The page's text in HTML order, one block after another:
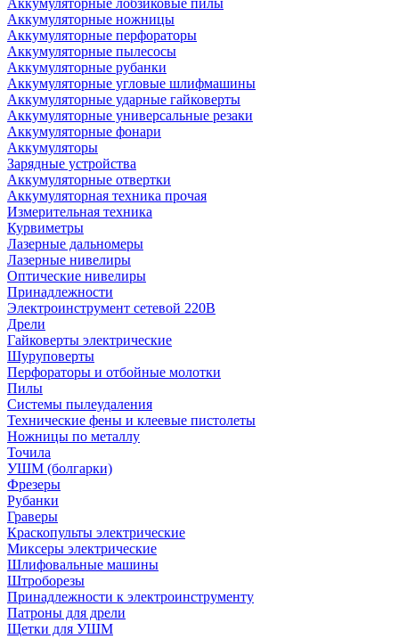
Аккумуляторные лобзиковые пилы
Аккумуляторные ножницы
Аккумуляторные перфораторы
Аккумуляторные пылесосы
Аккумуляторные рубанки
Аккумуляторные угловые шлифмашины
Аккумуляторные ударные гайковерты
Аккумуляторные универсальные резаки
Аккумуляторные фонари
Аккумуляторы
Зарядные устройства
Аккумуляторные отвертки
Аккумуляторная техника прочая
Измерительная техника
Курвиметры
Лазерные дальномеры
Лазерные нивелиры
Оптические нивелиры
Принадлежности
Электроинструмент сетевой 220В
Дрели
Гайковерты электрические
Шуруповерты
Перфораторы и отбойные молотки
Пилы
Системы пылеудаления
Технические фены и клеевые пистолеты
Ножницы по металлу
Точила
УШМ (болгарки)
Фрезеры
Рубанки
Граверы
Краскопульты электрические
Миксеры электрические
Шлифовальные машины
Штроборезы
Принадлежности к электроинструменту
Патроны для дрели
Щетки для УШМ